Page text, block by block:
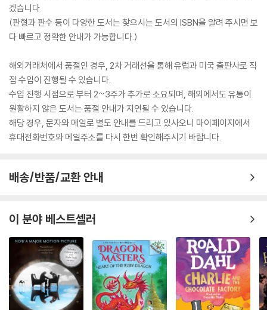
겠습니다.
(판형과 판수 등이 다양한 도서는 찾으시는 도서의 ISBN을 알려 주시면 보
다 빠르고 정확한 안내가 가능합니다.)
해외거래처에서 품절인 경우, 2차 거래선을 통해 유럽과 미국 출판사로 직
접 수입이 진행될 수 있습니다.
수입 진행 시점으로 부터 2~3주가 추가로 소요되며, 해외에서도 유통이
원활하지 않은 도서는 품절 안내가 지연될 수 있습니다.
해당 경우, 문자와 메일로 별도 안내를 드리고 있사오니 마이페이지에서
휴대전화번호와 메일주소를 다시 한번 확인해주시기 바랍니다.
배송/반품/교환 안내
이 분야 베스트셀러